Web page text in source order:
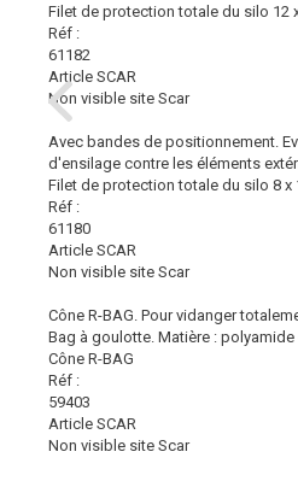
Filet de protection totale du silo 12
Réf :
61182
Article SCAR
Non visible site Scar
Avec bandes de positionnement.
d'ensilage contre les éléments
Filet de protection totale du silo 8 x
Réf :
61180
Article SCAR
Non visible site Scar
Cône R-BAG. Pour vidanger
Bag à goulotte. Matière : polyamide
Cône R-BAG
Réf :
59403
Article SCAR
Non visible site Scar